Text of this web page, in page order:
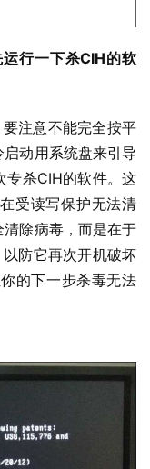
行一下杀CIH的软
动用系统盘来引导
专杀CIH的软件。这
受读写保护无法清
除病毒，而是在于
防它再次开机破坏
的下一步杀毒无法